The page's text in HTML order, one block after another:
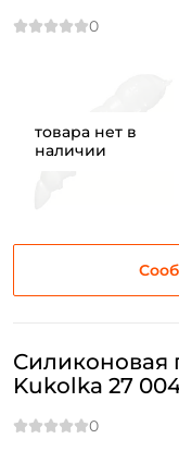
товара нет в
наличии
Силиконовая
Kukolka 27